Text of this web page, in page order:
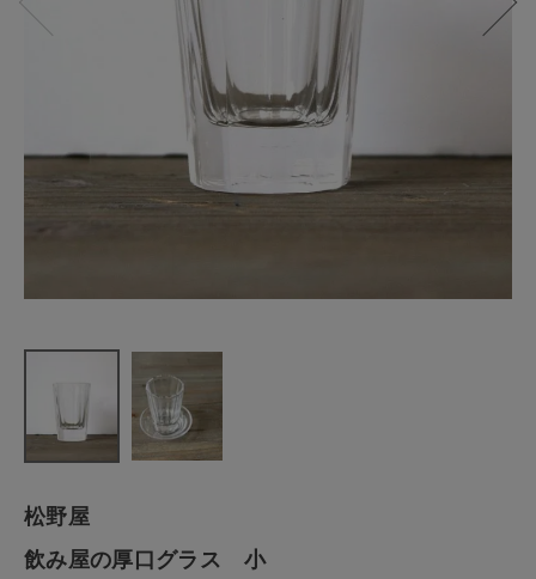
飲み屋の厚
ナチュラル服
ファッション雑貨
生活雑貨
松野屋
飲み屋の厚口グラス 小